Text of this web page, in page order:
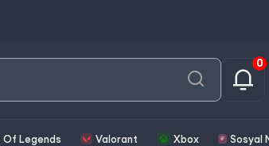
0
Of Legends Valorant Xbox Sosyal